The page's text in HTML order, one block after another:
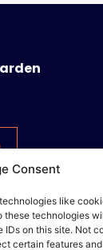
Consent
like
technologies
on this site. Not
certain features